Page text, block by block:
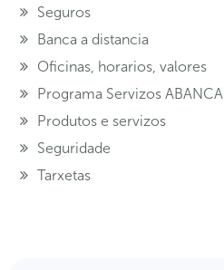
Seguros
Banca a distancia
Oficinas, horarios, valores
Programa Servizos ABANCA
Produtos e servizos
Seguridade
Tarxetas